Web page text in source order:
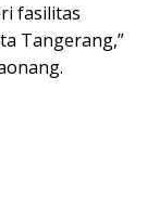
fasilitas
Tangerang,”